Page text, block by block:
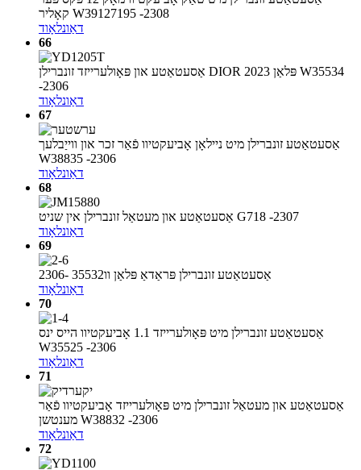
קאָליר W39127195 -2308
דאַונלאָוד
66
אַסעטאַטע און פּאָולערייזד זונברילן DIOR פּלאַן 2023 W35534
-2306
דאַונלאָוד
67
אַסעטאַטע זונברילן מיט ניילאָן אָביעקטיוו פֿאַר זכר און ווייַבלעך
W38835 -2306
דאַונלאָוד
68
אַסעטאַטע און מעטאַל זונברילן אין שניט G718 -2307
דאַונלאָוד
69
אַסעטאַטע זונברילן פּראַדאַ פּלאַן וו35532 -2306
דאַונלאָוד
70
אַסעטאַטע זונברילן מיט פּאָולערייזד 1.1 אָביעקטיוו הייס ינס
W35525 -2306
דאַונלאָוד
71
אַסעטאַטע און מעטאַל זונברילן מיט פּאָולערייזד אָביעקטיוו פֿאַר
מענטשן W38832 -2306
דאַונלאָוד
72